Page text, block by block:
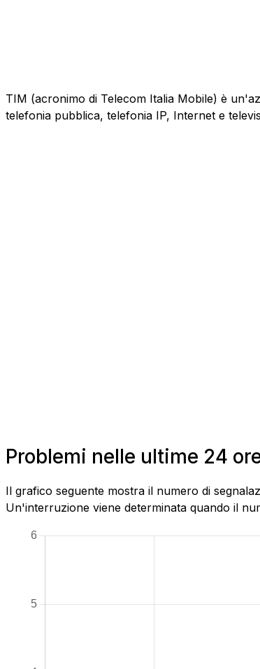
TIM (acronimo di Telecom Italia Mobile) è
telefonia pubblica, telefonia IP, Internet e
Problemi nelle ultime 24
Il grafico seguente mostra il numero di
Un'interruzione viene determinata quando il